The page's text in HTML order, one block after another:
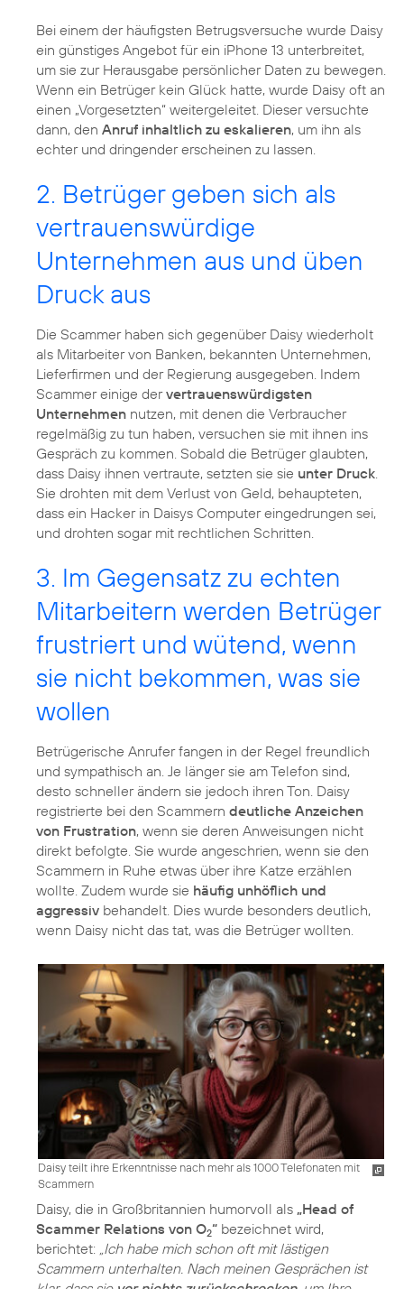
Bei einem der häufigsten Betrugsversuche wurde Daisy
ein günstiges Angebot für ein iPhone 13 unterbreitet,
um sie zur Herausgabe persönlicher Daten zu bewegen.
Wenn ein Betrüger kein Glück hatte, wurde Daisy oft an
einen „Vorgesetzten“ weitergeleitet. Dieser versuchte
dann, den Anruf inhaltlich zu eskalieren, um ihn als
echter und dringender erscheinen zu lassen.
2. Betrüger geben sich als
vertrauenswürdige
Unternehmen aus und üben
Druck aus
Die Scammer haben sich gegenüber Daisy wiederholt
als Mitarbeiter von Banken, bekannten Unternehmen,
Lieferfirmen und der Regierung ausgegeben. Indem
Scammer einige dervertrauenswürdigsten
Unternehmen nutzen, mit denen die Verbraucher
regelmäßig zu tun haben, versuchen sie mit ihnen ins
Gespräch zu kommen. Sobald die Betrüger glaubten,
dass Daisy ihnen vertraute, setzten sie sie unter Druck
Sie drohten mit dem Verlust von Geld, behaupteten,
dass ein Hacker in Daisys Computer eingedrungen sei,
und drohten sogar mit rechtlichen Schritten.
3. Im Gegensatz zu echten
Mitarbeitern werden Betrüger
frustriert und wütend, wenn
sie nicht bekommen, was sie
wollen
Betrügerische Anrufer fangen in der Regel freundlich
und sympathisch an. Je länger sie am Telefon sind,
desto schneller ändern sie jedoch ihren Ton. Daisy
registrierte bei den Scammern deutliche Anzeichen
von Frustration, wenn sie deren Anweisungen nicht
direkt befolgte. Sie wurde angeschrien, wenn sie den
Scammern in Ruhe etwas über ihre Katze erzählen
wollte. Zudem wurde sie häufig unhöflich und
aggressiv behandelt. Dies wurde besonders deutlich,
wenn Daisy nicht das tat, was die Betrüger wollten.
Daisy teilt ihre Erkenntnisse nach mehr als 1000 Telefonaten mit
Scammern
Daisy, die in Großbritannien humorvoll als „Head of
Scammer Relations von O2“ bezeichnet wird,
berichtet: „Ich habe mich schon oft mit lästigen
Scammern unterhalten. Nach meinen Gesprächen ist